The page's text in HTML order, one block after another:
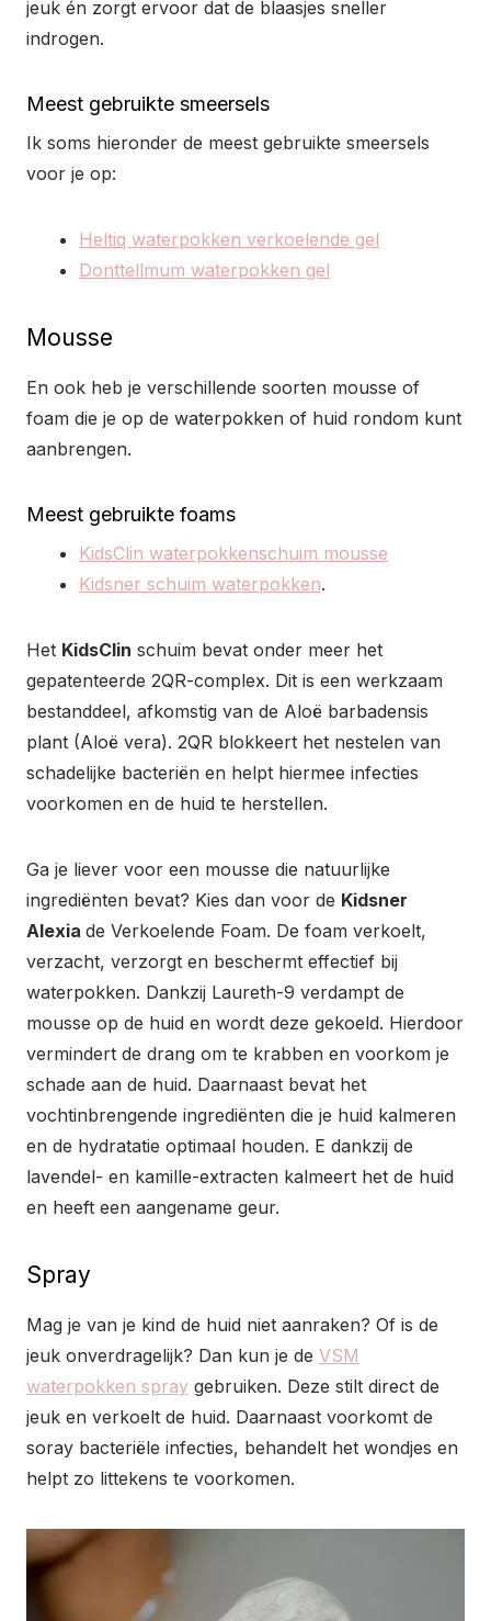
jeuk én zorgt ervoor dat de blaasjes sneller
indrogen.
Meest gebruikte smeersels
Ik soms hieronder de meest gebruikte smeersels
voor je op:
Heltiq waterpokken verkoelende gel
Donttellmum waterpokken gel
Mousse
En ook heb je verschillende soorten mousse of
foam die je op de waterpokken of huid rondom kunt
aanbrengen.
Meest gebruikte foams
KidsClin waterpokkenschuim mousse
Kidsner schuim waterpokken.
Het KidsClin schuim bevat onder meer het
gepatenteerde 2QR-complex. Dit is een werkzaam
bestanddeel, afkomstig van de Aloë barbadensis
plant (Aloë vera). 2QR blokkeert het nestelen van
schadelijke bacteriën en helpt hiermee infecties
voorkomen en de huid te herstellen.
Ga je liever voor een mousse die natuurlijke
ingrediënten bevat? Kies dan voor de Kidsner
Alexia de Verkoelende Foam. De foam verkoelt,
verzacht, verzorgt en beschermt effectief bij
waterpokken. Dankzij Laureth-9 verdampt de
mousse op de huid en wordt deze gekoeld. Hierdoor
vermindert de drang om te krabben en voorkom je
schade aan de huid. Daarnaast bevat het
vochtinbrengende ingrediënten die je huid kalmeren
en de hydratatie optimaal houden. E dankzij de
lavendel- en kamille-extracten kalmeert het de huid
en heeft een aangename geur.
Spray
Mag je van je kind de huid niet aanraken? Of is de
jeuk onverdragelijk? Dan kun je de VSM
waterpokken spray gebruiken. Deze stilt direct de
jeuk en verkoelt de huid. Daarnaast voorkomt de
soray bacteriële infecties, behandelt het wondjes en
helpt zo littekens te voorkomen.